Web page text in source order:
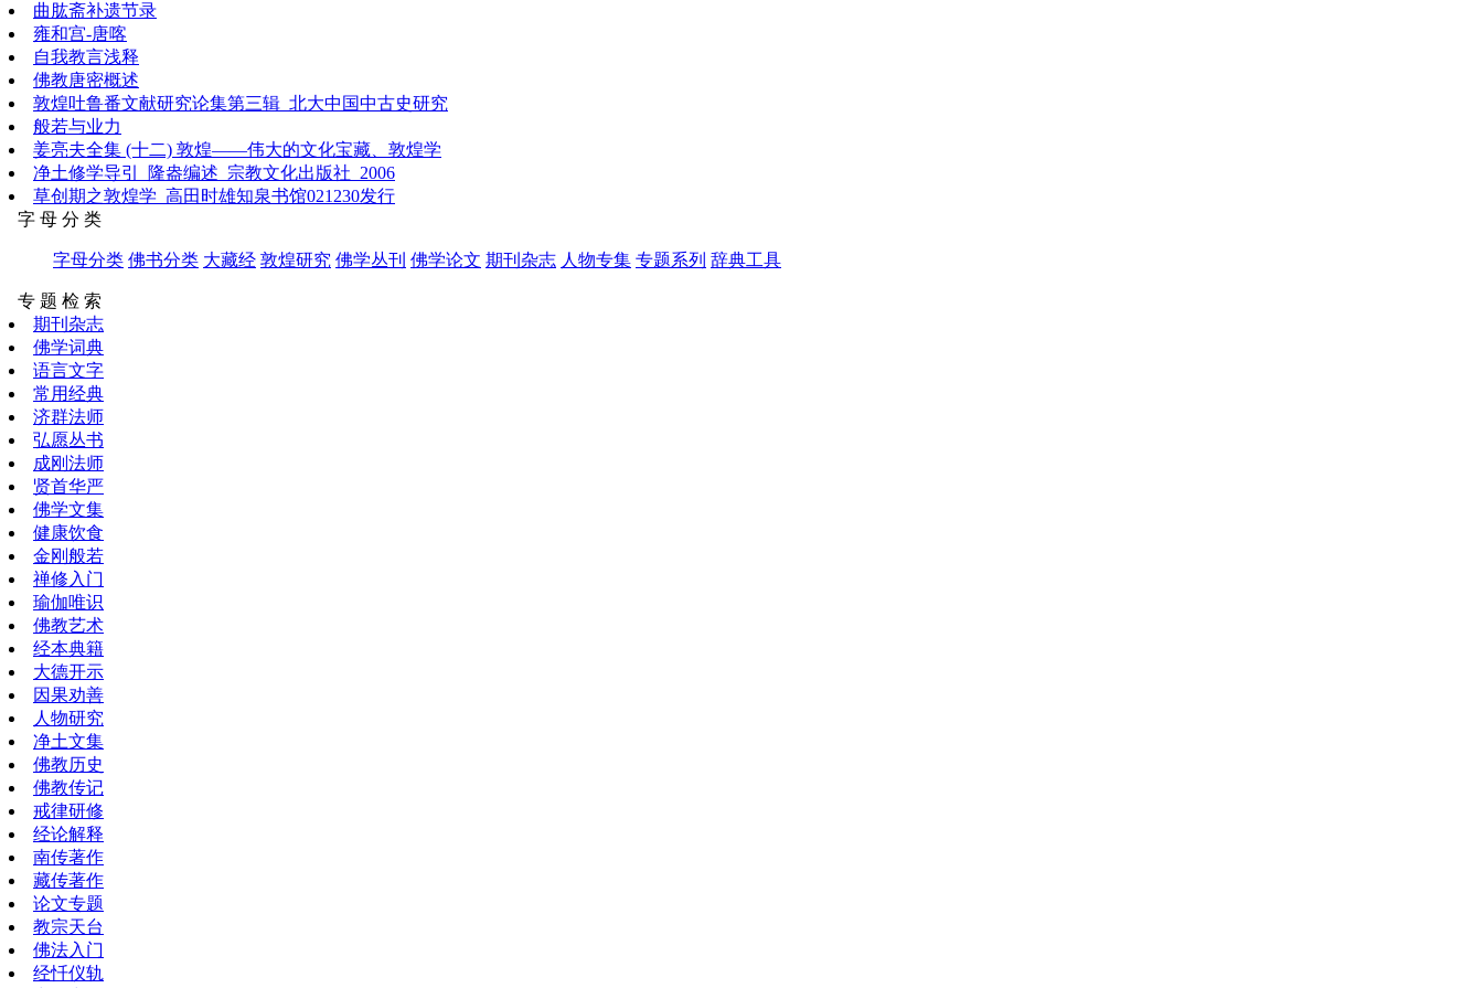
曲肱斋补遗节录
雍和宫-唐喀
自我教言浅释
佛教唐密概述
敦煌吐鲁番文献研究论集第三辑_北大中国中古史研究
般若与业力
姜亮夫全集 (十二) 敦煌——伟大的文化宝藏、敦煌学
净土修学导引_隆盎编述_宗教文化出版社_2006
草创期之敦煌学_高田时雄知泉书馆021230发行
字 母 分 类
字母分类 佛书分类 大藏经 敦煌研究 佛学丛刊 佛学论文 期刊杂志 人物专集 专题系列 辞典工具
专 题 检 索
期刊杂志
佛学词典
语言文字
常用经典
济群法师
弘愿丛书
成刚法师
贤首华严
佛学文集
健康饮食
金刚般若
禅修入门
瑜伽唯识
佛教艺术
经本典籍
大德开示
因果劝善
人物研究
净土文集
佛教历史
佛教传记
戒律研修
经论解释
南传著作
藏传著作
论文专题
教宗天台
佛法入门
经忏仪轨